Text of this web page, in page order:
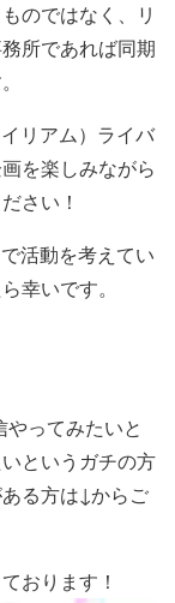
のではなく、リ
所であれば同期
リアム）ライバ
を楽しみながら
さい！
活動を考えてい
幸いです。
ってみたいと
というガチの方
る方は↓からご
おります！